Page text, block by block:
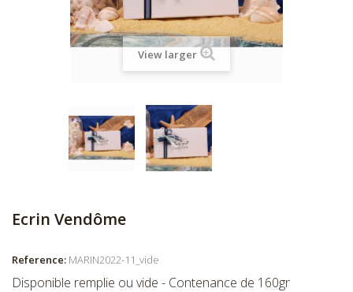
View larger
Ecrin Vendôme
Reference: MARIN2022-11_vide
Disponible remplie ou vide - Contenance de 160gr